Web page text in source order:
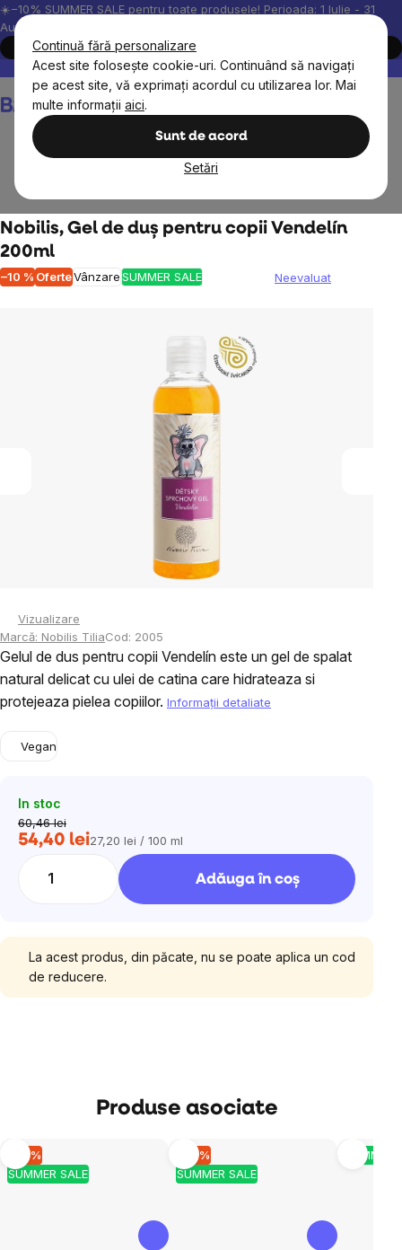
Continuă fără personalizare
Acest site folosește cookie-uri. Continuând să navigați
pe acest site, vă exprimați acordul cu utilizarea lor. Mai
multe informații aici.
Sunt de acord
Setări
Treci
la
conținut
☀️−10% SUMMER SALE pentru toate produsele! Perioada: 1 Iulie - 31
August, 2026.
Cumpără acum
Peste 200.000 de recenzii verificate
Produsele noastre sunt
Coş
de
Nobilis, Gel de duș pentru copii Vendelín
200ml
–10 % OferteVânzareSUMMER SALE
Evaluarea
produsului
este
0,0
din
5
stele.
Neevaluat
Vizualizare
Marcă: Nobilis TiliaCod: 2005
Gelul de dus pentru copii Vendelín este un gel de spalat
natural delicat cu ulei de catina care hidrateaza si
protejeaza pielea copiilor. Informaţii detaliate
Vegan
In stoc
60,46 lei
54,40 leiEvaluare
27,20 lei / 100 ml
Adăuga în coş
La acest produs, din păcate, nu se poate aplica un cod
de reducere.
Produse asociate
SUMMER SALE
–10 %
SUMMER SALE
–10 % SUMMER